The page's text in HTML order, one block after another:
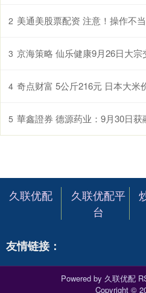
2 美通美股票配资 注意！操作不
3 京海策略 仙乐健康9月26日大宗
4 奇点财富 5公斤216元 日本大米价格上涨92.1%！蔬菜
5 華鑫證券 德源药业：9月30日获
久联优配
久联优配平
台
友情链接：
Powered by 久联优配
Copyright ©